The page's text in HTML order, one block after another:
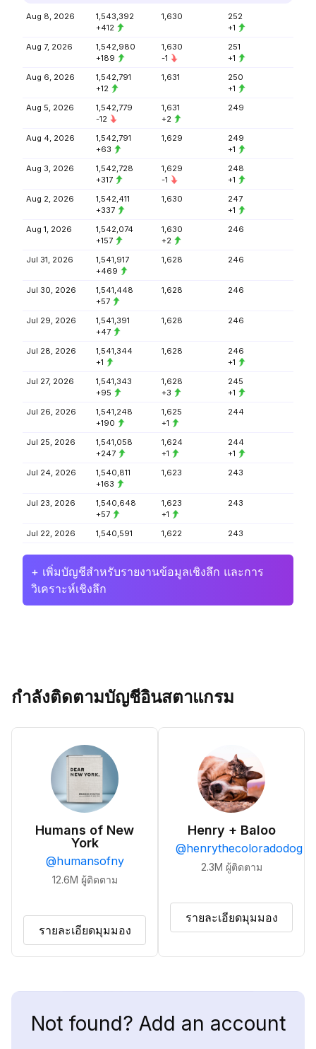
Aug 8, 2026
1,543,392
+412
1,630
252
+1
Aug 7, 2026
1,542,980
+189
1,630
-1
251
+1
Aug 6, 2026
1,542,791
+12
1,631
250
+1
Aug 5, 2026
1,542,779
-12
1,631
+2
249
Aug 4, 2026
1,542,791
+63
1,629
249
+1
Aug 3, 2026
1,542,728
+317
1,629
-1
248
+1
Aug 2, 2026
1,542,411
+337
1,630
247
+1
Aug 1, 2026
1,542,074
+157
1,630
+2
246
Jul 31, 2026
1,541,917
+469
1,628 246
Jul 30, 2026
1,541,448
+57
1,628 246
Jul 29, 2026
1,541,391
+47
1,628 246
Jul 28, 2026
1,541,344
+1
1,628
246
+1
Jul 27, 2026
1,541,343
+95
1,628
+3
245
+1
Jul 26, 2026
1,541,248
+190
1,625
+1
244
Jul 25, 2026
1,541,058
+247
1,624
+1
244
+1
Jul 24, 2026
1,540,811
+163
1,623 243
Jul 23, 2026
1,540,648
+57
1,623
+1
243
Jul 22, 2026 1,540,591 1,622 243
+ เพิ่มบัญชีสำหรับรายงานข้อมูลเชิงลึก และการ
วิเคราะห์เชิงลึก
กำลังติดตามบัญชีอินสตาแกรม
Humans of New
York
@humansofny
12.6M ผู้ติดตาม
รายละเอียดมุมมอง
Henry + Baloo
@henrythecoloradodog
2.3M ผู้ติดตาม
รายละเอียดมุมมอง
Not found? Add an account